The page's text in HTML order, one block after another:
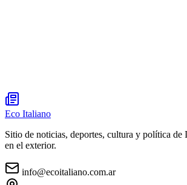
Eco Italiano
Sitio de noticias, deportes, cultura y política de
en el exterior.
info@ecoitaliano.com.ar